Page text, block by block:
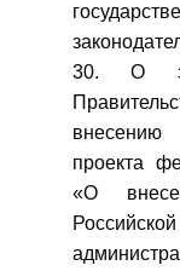
30. О
проекта
«О